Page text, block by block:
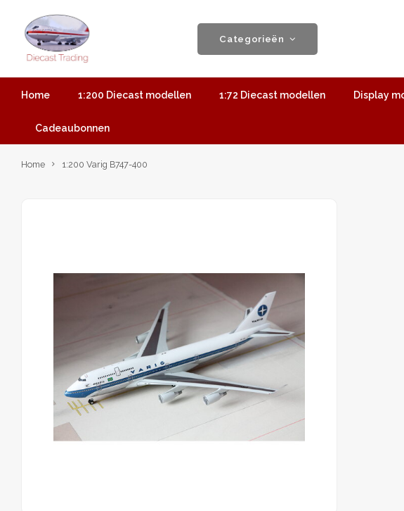
Categorieën
Home 1:200 Diecast modellen 1:72 Diecast modellen Display
Cadeaubonnen
Home 1:200 Varig B747-400